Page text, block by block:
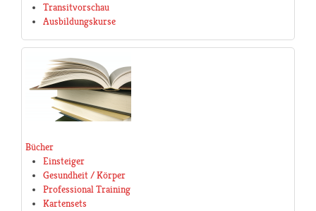
Transitvorschau
Ausbildungskurse
Bücher
Einsteiger
Gesundheit / Körper
Professional Training
Kartensets